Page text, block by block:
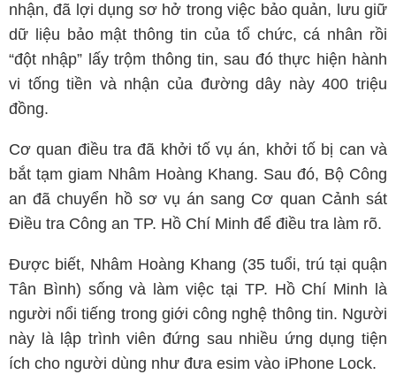
nhận, đã lợi dụng sơ hở trong việc bảo quản, lưu giữ
dữ liệu bảo mật thông tin của tổ chức, cá nhân rồi
“đột nhập” lấy trộm thông tin, sau đó thực hiện hành
vi tống tiền và nhận của đường dây này 400 triệu
đồng.
Cơ quan điều tra đã khởi tố vụ án, khởi tố bị can và
bắt tạm giam Nhâm Hoàng Khang. Sau đó, Bộ Công
an đã chuyển hồ sơ vụ án sang Cơ quan Cảnh sát
Điều tra Công an TP. Hồ Chí Minh để điều tra làm rõ.
Được biết, Nhâm Hoàng Khang (35 tuổi, trú tại quận
Tân Bình) sống và làm việc tại TP. Hồ Chí Minh là
người nổi tiếng trong giới công nghệ thông tin. Người
này là lập trình viên đứng sau nhiều ứng dụng tiện
ích cho người dùng như đưa esim vào iPhone Lock.